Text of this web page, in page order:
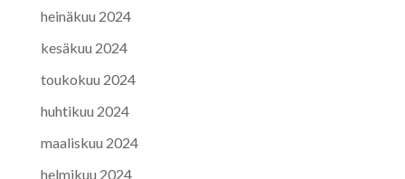
heinäkuu 2024
kesäkuu 2024
toukokuu 2024
huhtikuu 2024
maaliskuu 2024
helmikuu 2024